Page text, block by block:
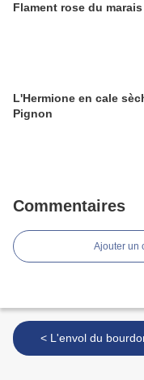
Flament rose du
L'Hermione en cale
Pignon
Commentaires
Ajouter un
< L'envol du